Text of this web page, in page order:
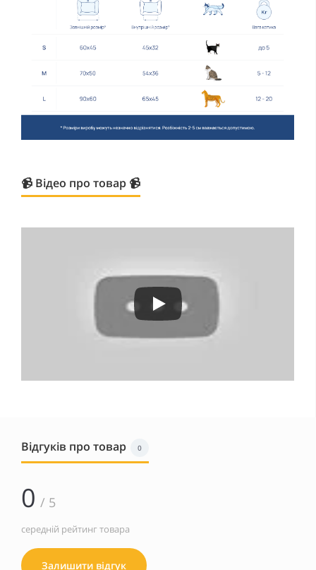
📹 Відео про товар 📹
Відгуків про товар 0
0 / 5
середній рейтинг товара
Залишити відгук